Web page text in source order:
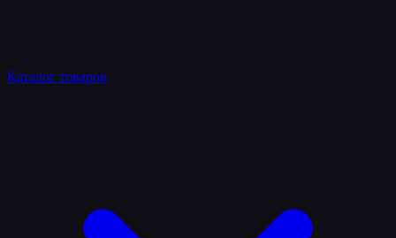
Каталог товаров